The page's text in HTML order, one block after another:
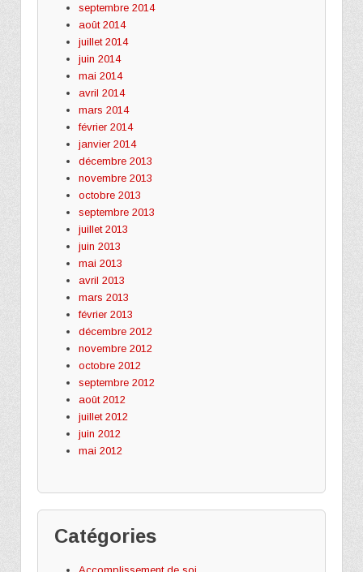
septembre 2014
août 2014
juillet 2014
juin 2014
mai 2014
avril 2014
mars 2014
février 2014
janvier 2014
décembre 2013
novembre 2013
octobre 2013
septembre 2013
juillet 2013
juin 2013
mai 2013
avril 2013
mars 2013
février 2013
décembre 2012
novembre 2012
octobre 2012
septembre 2012
août 2012
juillet 2012
juin 2012
mai 2012
Catégories